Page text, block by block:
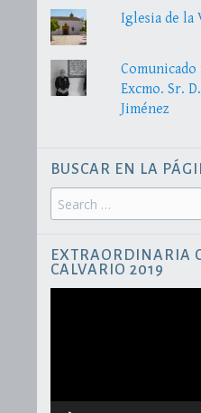
Iglesia de la
Excmo. Sr.
Jiménez
BUSCAR EN LA
Search
for:
EXTRAORDINARIA
CALVARIO 2019